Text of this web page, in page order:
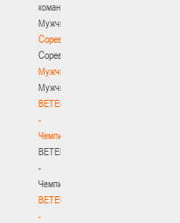
команда.
Мужчины
Соревнования
Соревнования
Мужчины
Мужчины
BETERA
-
Чемпионат
BETERA
-
Чемпионат
BETERA
-